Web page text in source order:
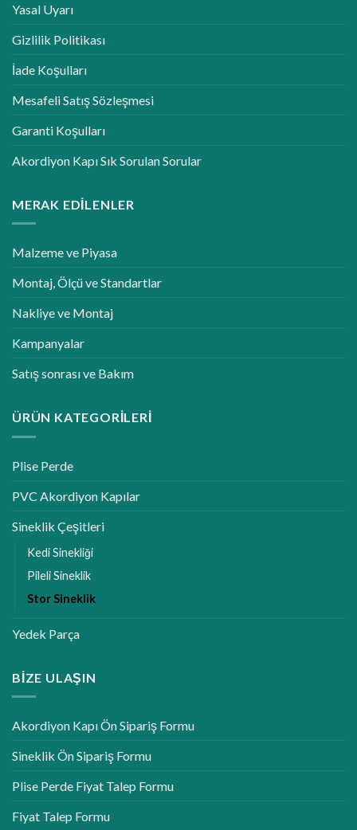
Yasal Uyarı
Gizlilik Politikası
İade Koşulları
Mesafeli Satış Sözleşmesi
Garanti Koşulları
Akordiyon Kapı Sık Sorulan Sorular
MERAK EDILENLER
Malzeme ve Piyasa
Montaj, Ölçü ve Standartlar
Nakliye ve Montaj
Kampanyalar
Satış sonrası ve Bakım
ÜRÜN KATEGORILERI
Plise Perde
PVC Akordiyon Kapılar
Sineklik Çeşitleri
Kedi Sinekliği
Pileli Sineklik
Stor Sineklik
Yedek Parça
BIZE ULAŞIN
Akordiyon Kapı Ön Sipariş Formu
Sineklik Ön Sipariş Formu
Plise Perde Fiyat Talep Formu
Fiyat Talep Formu